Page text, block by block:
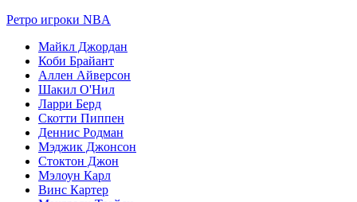
Ретро игроки NBA
Майкл Джордан
Коби Брайант
Аллен Айверсон
Шакил О'Нил
Ларри Берд
Скотти Пиппен
Деннис Родман
Мэджик Джонсон
Стоктон Джон
Мэлоун Карл
Винс Картер